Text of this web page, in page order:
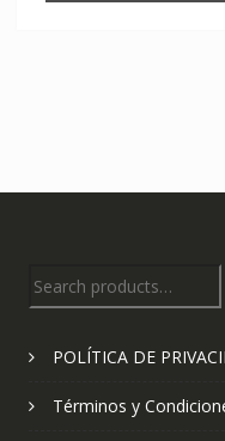
Search
POLÍTICA DE
Términos y